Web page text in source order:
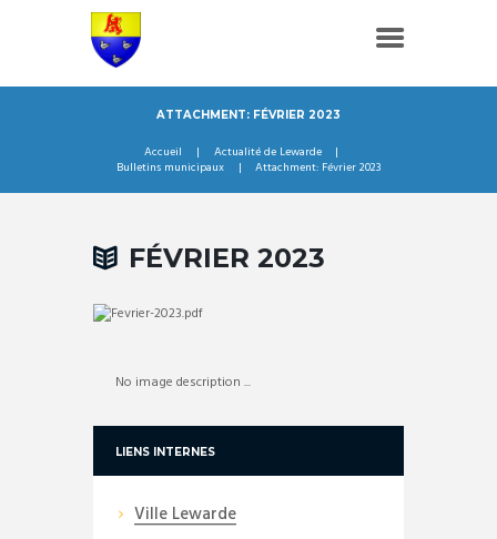
ATTACHMENT: FÉVRIER 2023
Accueil
Actualité de Lewarde
Bulletins municipaux
Attachment: Février 2023
FÉVRIER 2023
No image description ...
LIENS INTERNES
Ville Lewarde